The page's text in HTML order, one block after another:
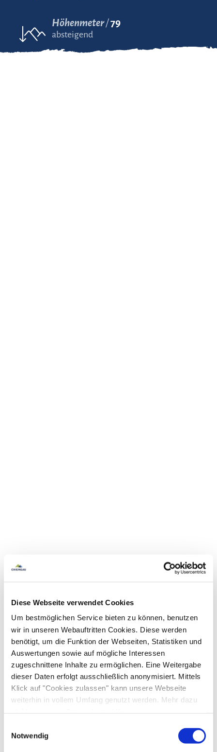
Diese Webseite verwendet Cookies
Um bestmöglichen Service bieten zu können, benutzen
wir in unseren Webauftritten Cookies. Diese werden
benötigt, um die Funktion der Webseiten, Statistiken und
Auswertungen sowie auf mögliche Interessen
zugeschnittene Inhalte zu ermöglichen. Eine Weitergabe
dieser Daten erfolgt ausschließlich anonymisiert. Mittels
Klick auf "Cookies zulassen" kann unsere Webseite
weiterhin in vollem Umfang genutzt werden. Mehr dazu
steht in unserer Datenschutzerklärung.
gelistet.
Notwendig
Höhenmeter 79
absteigend